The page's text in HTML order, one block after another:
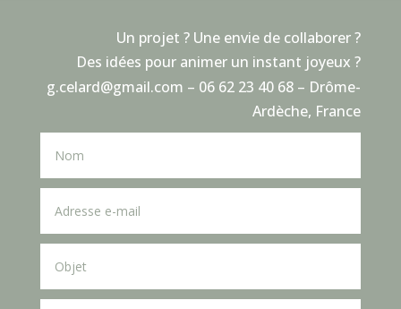
Un projet ? Une envie de collaborer ?
Des idées pour animer un instant joyeux ?
g.celard@gmail.com – 06 62 23 40 68 – Drôme-
Ardèche, France